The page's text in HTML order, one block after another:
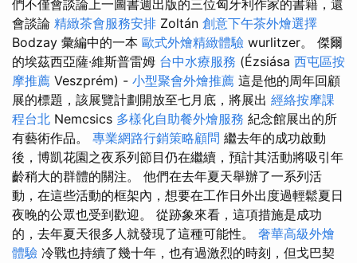
們不僅會談論上一圖書週出版的三位匈牙利作家的書籍，還
會談論 精緻茶會服務安排 Zoltán 創意下午茶外燴選擇
Bodzay 彙編中的一本 歐式外燴精緻體驗 wurlitzer。 傑爾
的埃茲西亞薩·維斯普雷姆 台中水療服務 (Ézsiása 西屯區按
摩推薦 Veszprém) - 小型聚會外燴推薦 這是他的周年回顧
展的標題，該展覽計劃開放至七月底，將展出 經絡按摩課
程台北 Nemcsics 多樣化自助餐外燴服務 紀念館展出的所
有藝術作品。 專業網路行銷策略顧問 繼去年的成功啟動
後，博凱花園之夜系列節目仍在繼續，預計其活動將吸引年
齡稍大的群體的關注。 他們在去年夏天舉辦了一系列活
動，在這些活動的框架內，想要在工作日外出度過輕鬆夏日
夜晚的公眾也受到歡迎。 從跡象來看，這項措施是成功
的，去年夏天很多人就發現了這種可能性。 奢華高級外燴
體驗 冷戰也持續了幾十年，也有過激烈的時刻，但戈巴契